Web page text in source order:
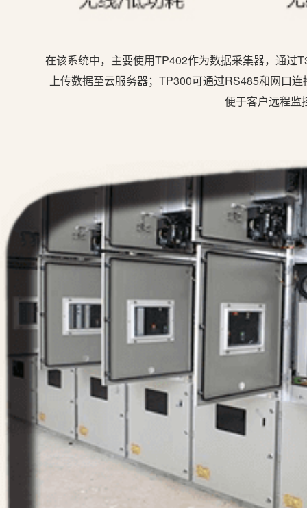
在该系统中，主要使用TP402作为数据采集器，通过
上传数据至云服务器；TP300可通过RS485和网口
便于客户远程监